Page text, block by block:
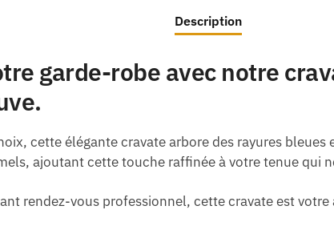
Description
garde-robe avec notre
cette élégante cravate arbore des rayures bleues
ajoutant cette touche raffinée à votre tenue qui
rendez-vous professionnel, cette cravate est